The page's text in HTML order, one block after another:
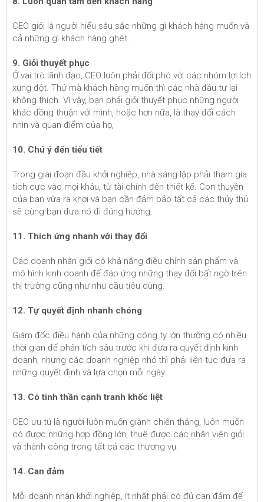
CEO giỏi là người hiểu sâu sắc những gì khách hàng muốn và
cả những gì khách hàng ghét.
9. Giỏi thuyết phục
Ở vai trò lãnh đạo, CEO luôn phải đối phó với các nhóm lợi ích
xung đột. Thứ mà khách hàng muốn thì các nhà đầu tư lại
không thích. Vì vậy, bạn phải giỏi thuyết phục những người
khác đồng thuận với mình, hoặc hơn nữa, là thay đổi cách
nhìn và quan điểm của họ,
10. Chú ý đến tiểu tiết
Trong giai đoạn đầu khởi nghiệp, nhà sáng lập phải tham gia
tích cực vào mọi khâu, từ tài chính đến thiết kế. Con thuyền
của bạn vừa ra khơi và bạn cần đảm bảo tất cả các thủy thủ
sẽ cùng bạn đưa nó đi đúng hướng.
11. Thích ứng nhanh với thay đổi
Các doanh nhân giỏi có khả năng điều chỉnh sản phẩm và
mô hình kinh doanh để đáp ứng những thay đổi bất ngờ trên
thị trường cũng như nhu cầu tiêu dùng.
12. Tự quyết định nhanh chóng
Giám đốc điều hành của những công ty lớn thường có nhiều
thời gian để phân tích sâu trước khi đưa ra quyết định kinh
doanh, nhưng các doanh nghiệp nhỏ thì phải liên tục đưa ra
những quyết định và lựa chọn mỗi ngày.
13. Có tinh thần cạnh tranh khốc liệt
CEO ưu tú là người luôn muốn giành chiến thắng, luôn muốn
có được những hợp đồng lớn, thuê được các nhân viên giỏi
và thành công trong tất cả các thương vụ.
14. Can đảm
Mỗi doanh nhân khởi nghiệp, ít nhất phải có đủ can đảm để